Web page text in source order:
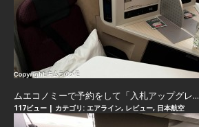
ムエコノミーで予約をして「入札アップグレ...
117ビュー | カテゴリ: エアライン, レビュー, 日本航空